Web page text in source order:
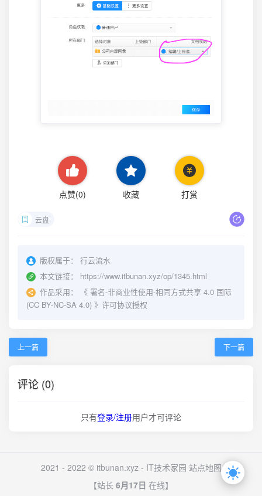
点赞(0) 收藏 打赏
云盘
版权属于：
行云流水
本文链接：
https://www.itbunan.xyz/op/1345.html
作品采用：
《 署名-非商业性使用-相同方式共享 4.0 国际
(CC BY-NC-SA 4.0) 》许可协议授权
上一篇 下一篇
评论 (0)
只有登录/注册用户才可评论
2021 - 2022 © itbunan.xyz - IT技术家园 站点地图
【站长 6月17日 在线】